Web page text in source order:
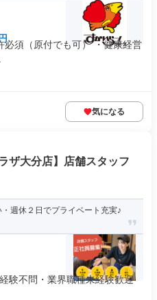
須（原付でも可） ・健康経営
気になる
ザ大分店】店舗スタッフ
週休２日でプライベート充実♪
験不問・業界職種未経験歓迎